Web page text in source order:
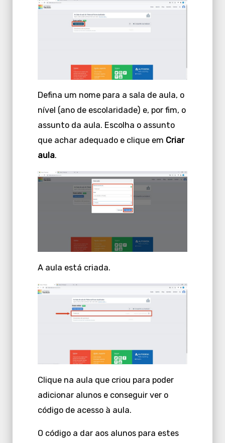
Defina um nome para a sala de aula, o
nível (ano de escolaridade) e, por fim, o
assunto da aula. Escolha o assunto
que achar adequado e clique em Criar
aula.
A aula está criada.
Clique na aula que criou para poder
adicionar alunos e conseguir ver o
código de acesso à aula.
O código a dar aos alunos para estes